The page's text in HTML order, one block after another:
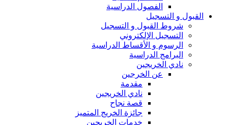
الفصول الدراسية
القبول و التسجيل
شروط القبول و التسجيل
التسجيل الإلكتروني
الرسوم و الأقساط الدراسية
البرامج الدراسية
نادي الخريجين
عن الخرجين
مقدمة
نادي الخريجين
قصة نجاح
جائزة الخريج المتميز
خدمات الخريجين